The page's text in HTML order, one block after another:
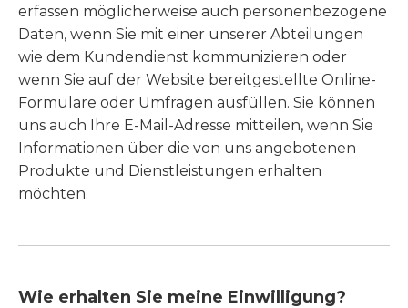
erfassen möglicherweise auch personenbezogene
Daten, wenn Sie mit einer unserer Abteilungen
wie dem Kundendienst kommunizieren oder
wenn Sie auf der Website bereitgestellte Online-
Formulare oder Umfragen ausfüllen. Sie können
uns auch Ihre E-Mail-Adresse mitteilen, wenn Sie
Informationen über die von uns angebotenen
Produkte und Dienstleistungen erhalten
möchten.
Wie erhalten Sie meine Einwilligung?